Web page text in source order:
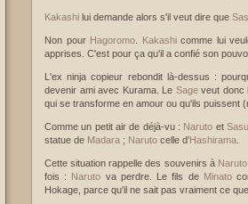
Kakashi lui demande alors s'il veut dire que
Non pour Hagoromo Kakashicomme lui
apprises. C'est pour ça qu'il a confié son
L'ex ninja copieur rebondit là-dessus :
devenir ami avec Kurama. Le Sageveut donc
qui se transforme en amour ou qu'ils puissent
Comme un petit air de déjà-vu : Naruto et
statue de Madara ; Naruto celle d'Hashirama
Cette situation rappelle des souvenirs à Naruto
fois : Naruto va perdre. Le fils de Minato
Hokage, parce qu'il ne sait pas vraiment ce